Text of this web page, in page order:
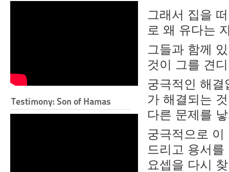
Testimony: Son of Hamas
그래서 집을
로 왜 유다는
그들과 함께
것이 그를 견
궁극적인 해
가 해결되는
다른 문제를
궁극적으로
드리고 용서
요셉을 다시